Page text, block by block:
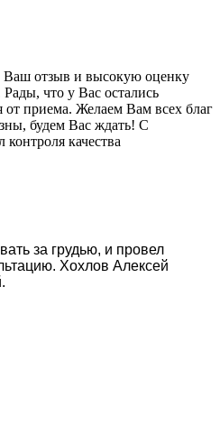
Ваш отзыв и высокую оценку
что у Вас остались
от приема. Желаем Вам всех благ
будем Вас ждать! С
качества
за грудью, и провел
Хохлов Алексей